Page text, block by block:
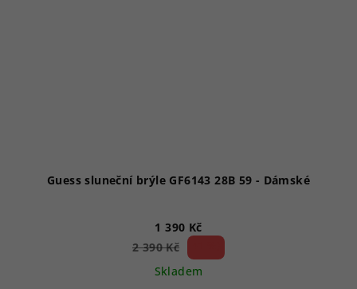
Guess sluneční brýle GF6143 28B 59 - Dámské
1 390 Kč
2 390 Kč
Skladem